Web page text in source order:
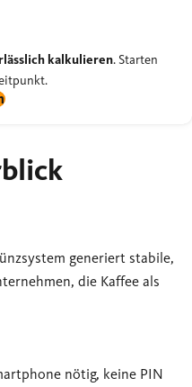
kalkulieren. Starten
generiert stabile,
die Kaffee als
nötig, keine PIN